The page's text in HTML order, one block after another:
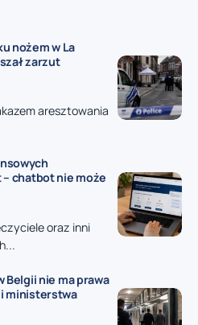
nożem w La
zarzut
aresztowania
chatbot nie może
oraz inni
Belgii nie ma prawa
ministerstwa